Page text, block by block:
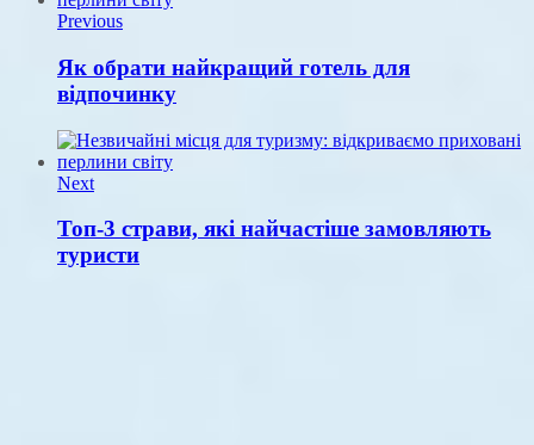
Previous
Як обрати найкращий готель для
відпочинку
Next
Топ-3 страви, які найчастіше замовляють
туристи